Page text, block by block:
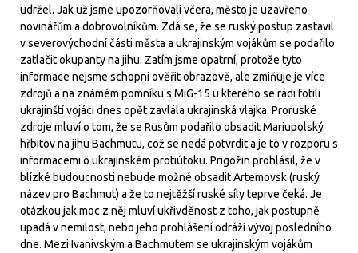
udržel. Jak už jsme upozorňovali včera, město je uzavřeno
novinářům a dobrovolníkům. Zdá se, že se ruský postup zastavil
v severovýchodní části města a ukrajinským vojákům se podařilo
zatlačit okupanty na jihu. Zatím jsme opatrní, protože tyto
informace nejsme schopni ověřit obrazově, ale zmiňuje je více
zdrojů a na známém pomníku s MiG-15 u kterého se rádi fotili
ukrajinští vojáci dnes opět zavlála ukrajinská vlajka. Proruské
zdroje mluví o tom, že se Rusům podařilo obsadit Mariupolský
hřbitov na jihu Bachmutu, což se nedá potvrdit a je to v rozporu s
informacemi o ukrajinském protiútoku. Prigožin prohlásil, že v
blízké budoucnosti nebude možné obsadit Artemovsk (ruský
název pro Bachmut) a že to nejtěžší ruské síly teprve čeká. Je
otázkou jak moc z něj mluví ukřivděnost z toho, jak postupně
upadá v nemilost, nebo jeho prohlášení odráží vývoj posledního
dne. Mezi Ivanivským a Bachmutem se ukrajinským vojákům